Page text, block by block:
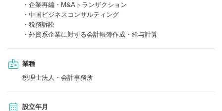
・企業再編・M&Aトランザクション
・中国ビジネスコンサルティング
・税務訴訟
・外資系企業に対する会計帳簿作成・給与計算
業種
税理士法人・会計事務所
設立年月